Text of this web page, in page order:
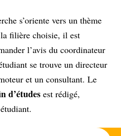
s’oriente vers un thème
filière choisie, il est
l’avis du coordinateur
se trouve un directeur
et un consultant. Le
d’études est rédigé,